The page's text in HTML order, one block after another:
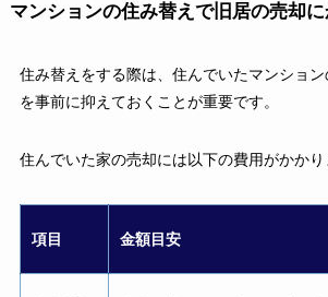
マンションの住み替えで旧居の売却に
住み替えをする際は、住んでいたマンショ
を事前に抑えておくことが重要です。
住んでいた家の売却には以下の費用がかかり
項目 金額目安